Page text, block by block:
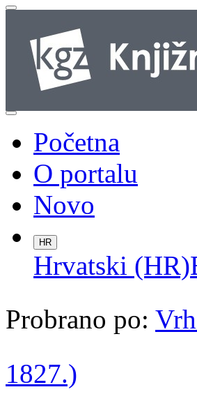
Početna
O portalu
Novo
HR
Hrvatski (HR)
Probrano po:
1827.)